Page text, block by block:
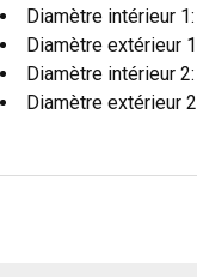
Diamètre intérieur
Diamètre extérieur
Diamètre intérieur
Diamètre extérieur